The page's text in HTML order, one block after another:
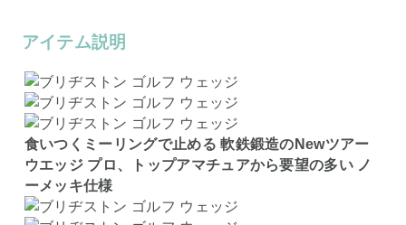
アイテム説明
食いつくミーリングで止める 軟鉄鍛造のNewツアー
ウエッジ プロ、トップアマチュアから要望の多い ノ
ーメッキ仕様